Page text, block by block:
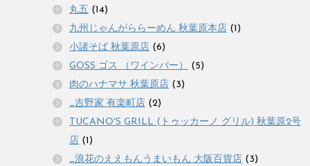
丸五 (14)
九州じゃんがららーめん 秋葉原本店 (1)
小諸そば 秋葉原店 (6)
GOSS ゴス （ワインバー）
(5)
肉のハナマサ 秋葉原店 (3)
_吉野家 有楽町店 (2)
TUCANO'S GRILL (トゥッカーノ グリル) 秋葉原2号
店 (1)
_浪花のええもんうまいもん 大阪百貨店 (3)